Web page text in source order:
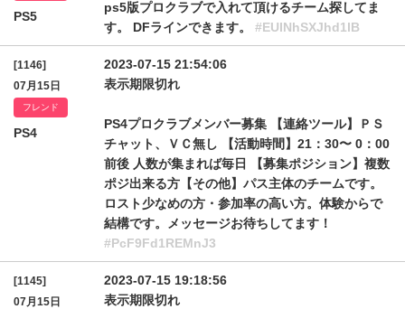
PS5
ps5版プロクラブで入れて頂けるチーム探してま
す。 DFラインできます。 #EUlNhSXJhd1lB
[1146]
07月15日
フレンド
PS4
2023-07-15 21:54:06
表示期限切れ
PS4プロクラブメンバー募集 【連絡ツール】ＰＳ
チャット、ＶＣ無し 【活動時間】21：30〜 0：00
前後 人数が集まれば毎日 【募集ポジション】複数
ポジ出来る方【その他】パス主体のチームです。
ロスト少なめの方・参加率の高い方。体験からで
結構です。メッセージお待ちしてます！
#PcF9Fd1REMnJ3
[1145]
07月15日
2023-07-15 19:18:56
表示期限切れ